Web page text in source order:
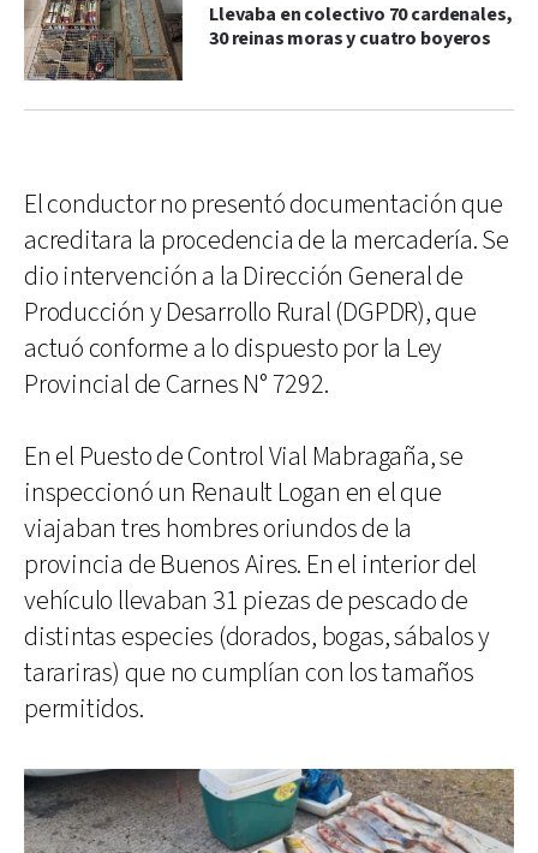
Llevaba en colectivo 70 cardenales,
30 reinas moras y cuatro boyeros
El conductor no presentó documentación que
acreditara la procedencia de la mercadería. Se
dio intervención a la Dirección General de
Producción y Desarrollo Rural (DGPDR), que
actuó conforme a lo dispuesto por la Ley
Provincial de Carnes N° 7292.
En el Puesto de Control Vial Mabragaña, se
inspeccionó un Renault Logan en el que
viajaban tres hombres oriundos de la
provincia de Buenos Aires. En el interior del
vehículo llevaban 31 piezas de pescado de
distintas especies (dorados, bogas, sábalos y
tarariras) que no cumplían con los tamaños
permitidos.